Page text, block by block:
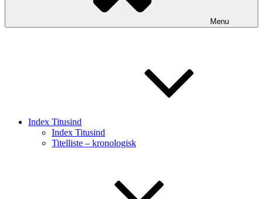
Menu
Index Titusind
Index Titusind
Titelliste – kronologisk